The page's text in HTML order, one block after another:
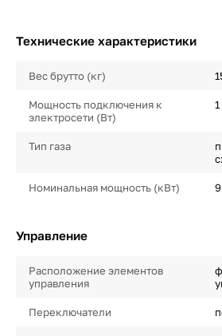
Технические характеристики
Вес брутто (кг)
Мощность подключения к
электросети (Вт)
1
Тип газа
Номинальная мощность (кВт)
Управление
Расположение элементов
управления
Переключатели